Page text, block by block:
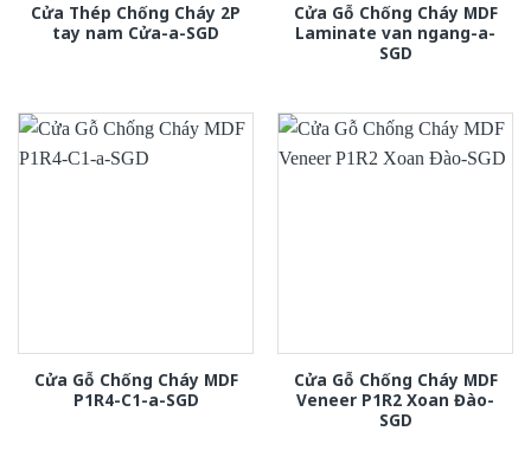
Cửa Thép Chống Cháy 2P
tay nam Cửa-a-SGD
Cửa Gỗ Chống Cháy MDF
Laminate van ngang-a-
SGD
Cửa Gỗ Chống Cháy MDF
P1R4-C1-a-SGD
Cửa Gỗ Chống Cháy MDF
Veneer P1R2 Xoan Đào-
SGD